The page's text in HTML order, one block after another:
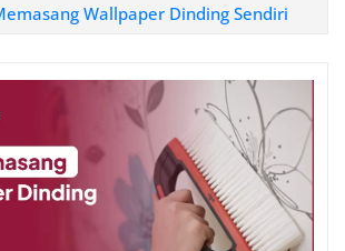
Wallpaper Dinding Sendiri